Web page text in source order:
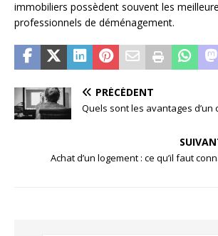
immobiliers possèdent souvent les
professionnels de déménagement.
PRÉCÉDENT
Quels sont les avantages d’un
Achat d’un logement : ce qu’il faut